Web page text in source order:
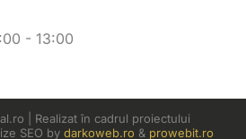
- 13:00
| Realizat în cadrul proiectului
SEO by darkoweb.ro & prowebit.ro